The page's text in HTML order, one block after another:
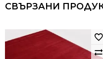
СВЪРЗАНИ